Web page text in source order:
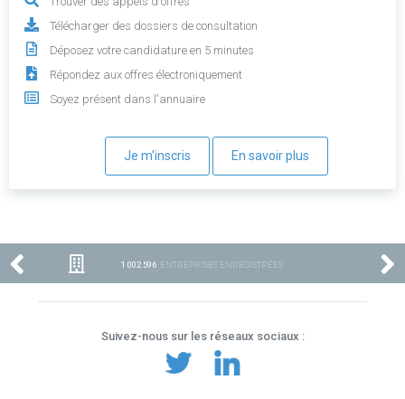
Télécharger des dossiers de consultation
Déposez votre candidature en 5 minutes
Répondez aux offres électroniquement
Soyez présent dans l'annuaire
Je m'inscris En savoir plus
1 002 596 ENTREPRISES ENREGISTRÉES
Suivez-nous sur les réseaux sociaux :